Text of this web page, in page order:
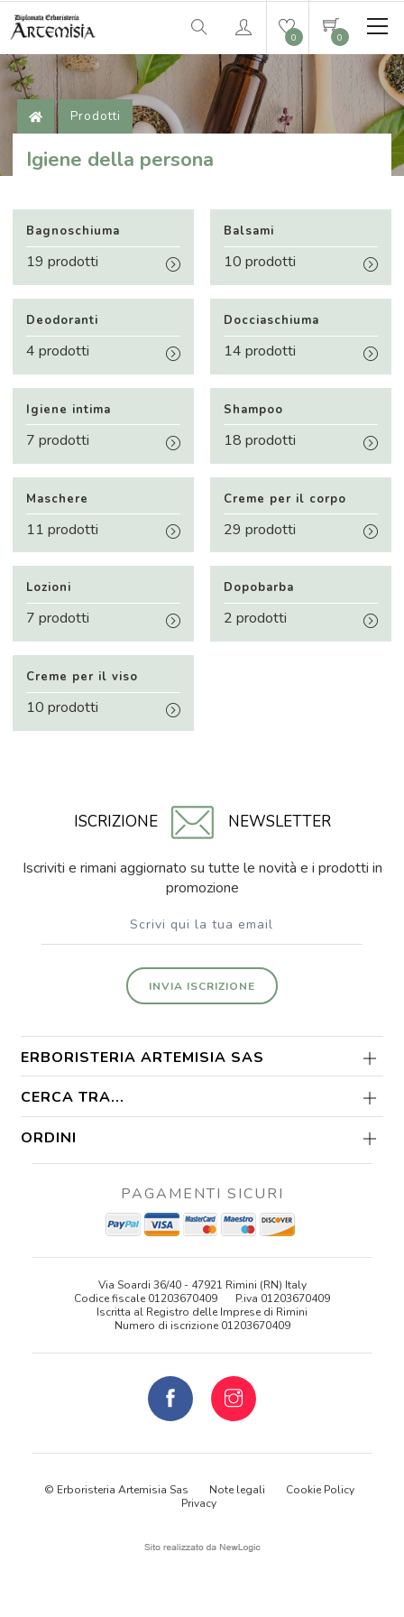
0 0
Prodotti
Igiene della persona
Bagnoschiuma
19 prodotti
Balsami
10 prodotti
Deodoranti
4 prodotti
Docciaschiuma
14 prodotti
Igiene intima
7 prodotti
Shampoo
18 prodotti
Maschere
11 prodotti
Creme per il corpo
29 prodotti
Lozioni
7 prodotti
Dopobarba
2 prodotti
Creme per il viso
10 prodotti
ISCRIZIONE NEWSLETTER
Iscriviti e rimani aggiornato su tutte le novità e i prodotti in
promozione
INVIA ISCRIZIONE
ERBORISTERIA ARTEMISIA SAS
CERCA TRA...
ORDINI
PAGAMENTI SICURI
Via Soardi 36/40 - 47921 Rimini (RN) Italy
Codice fiscale 01203670409
P.iva 01203670409
Iscritta al Registro delle Imprese di Rimini
Numero di iscrizione 01203670409
© Erboristeria Artemisia Sas Note legali
Cookie Policy
Privacy